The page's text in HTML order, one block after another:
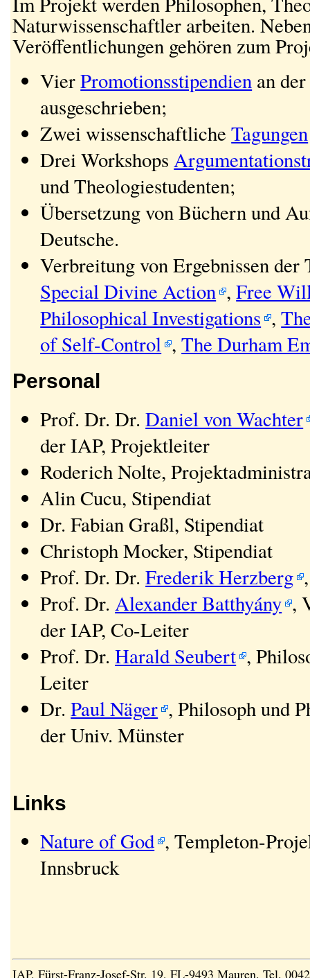
Naturwissenschaftler arbeiten.
Veröffentlichungen gehören zum
VierPromotionsstipendien an
ausgeschrieben;
Zwei wissenschaftlicheTagungen
Drei Workshops
und Theologiestudenten;
Übersetzung von Büchern und
Deutsche.
Verbreitung von Ergebnissen
Special Divine Action ,Free
Philosophical Investigations ,
of Self-Control ,The Durham
Personal
Prof. Dr. Dr.Daniel von Wachter
der IAP, Projektleiter
Roderich Nolte,
Alin Cucu, Stipendiat
Dr. Fabian Graßl, Stipendiat
Christoph Mocker, Stipendiat
Prof. Dr. Dr.Frederik Herzberg
Prof. Dr. Alexander Batthyány ,
der IAP, Co-Leiter
Prof. Dr.Harald Seubert ,
Leiter
Dr.Paul Näger , Philosoph und
der Univ. Münster
Links
Nature of God , Templeton-
Innsbruck
IAP, Fürst-Franz-Josef-Str. 19, FL-9493 Mauren. Tel.